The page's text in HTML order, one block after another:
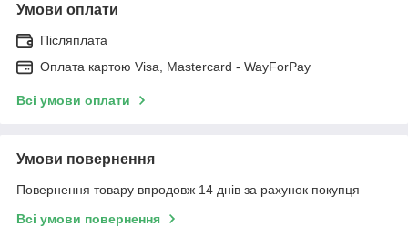
Умови оплати
Післяплата
Оплата картою Visa, Mastercard - WayForPay
Всі умови оплати
Умови повернення
Повернення товару впродовж 14 днів за рахунок покупця
Всі умови повернення